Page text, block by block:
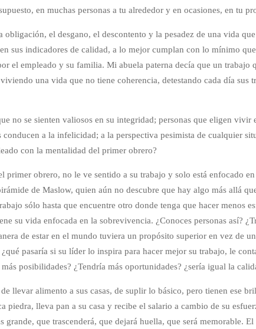
en muchas personas a tu alrededor y en ocasiones, en tu
el desgano, el descontento y la pesadez de una vida
sus indicadores de calidad, a lo mejor cumplan con lo mínimo
empleado y su familia. Mi abuela paterna decía que un trabajo
una vida que no tiene coherencia, detestando cada día sus
no se sienten valiosos en su integridad; personas que eligen
a la infelicidad; a la perspectiva pesimista de cualquier
con la mentalidad del primer obrero?
obrero, no le ve sentido a su trabajo y solo está enfocado
de Maslow, quien aún no descubre que hay algo más allá
sólo hasta que encuentre otro donde tenga que hacer menos
vida enfocada en la sobrevivencia. ¿Conoces personas así?
de estar en el mundo tuviera un propósito superior en vez de
pasaría si su líder lo inspira para hacer mejor su trabajo, le
posibilidades? ¿Tendría más oportunidades? ¿sería igual la
llevar alimento a sus casas, de suplir lo básico, pero tienen ese
lleva pan a su casa y recibe el salario a cambio de su
que trascenderá, que dejará huella, que será memorable.